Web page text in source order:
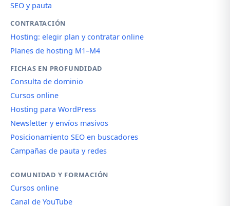
SEO y pauta
CONTRATACIÓN
Hosting: elegir plan y contratar online
Planes de hosting M1–M4
FICHAS EN PROFUNDIDAD
Consulta de dominio
Cursos online
Hosting para WordPress
Newsletter y envíos masivos
Posicionamiento SEO en buscadores
Campañas de pauta y redes
COMUNIDAD Y FORMACIÓN
Cursos online
Canal de YouTube